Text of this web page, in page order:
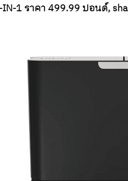
IN-1 ราคา 499.99 ปอนด์,